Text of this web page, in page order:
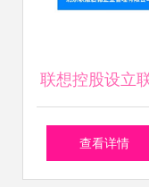
联想控股设立
启德，资本布局
查看详情